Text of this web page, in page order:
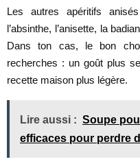
Les autres apéritifs
l’absinthe, l’anisette, la
Dans ton cas, le bon
recherches : un goût plus
recette maison plus légère.
Lire aussi : Soupe
efficaces pour perdre